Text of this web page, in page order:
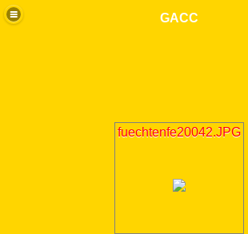
GACC
fuechtenfe20042.JPG